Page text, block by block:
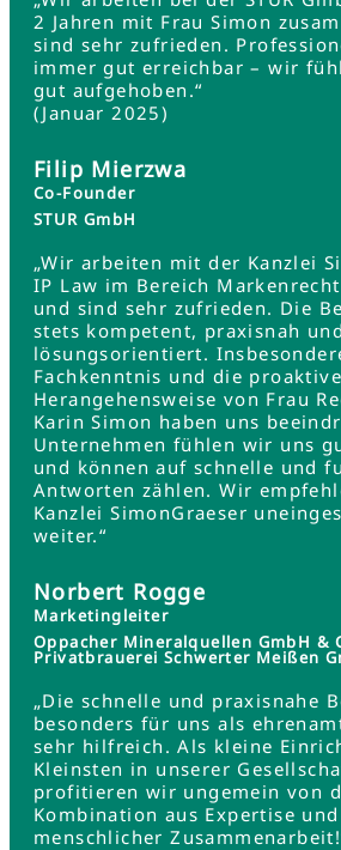
2 Jahren mit Frau Simon
sind sehr zufrieden.
immer gut erreichbar – wir
gut aufgehoben.“
(Januar 2025)
Filip Mierzwa
Co-Founder
STUR GmbH
„Wir arbeiten mit der Kanzlei
IP Law im Bereich
und sind sehr zufrieden. Die
stets kompetent, praxisnah und
lösungsorientiert.
Fachkenntnis und die proaktive
Herangehensweise von Frau
Karin Simon haben uns
Unternehmen fühlen wir uns
und können auf schnelle und
Antworten zählen. Wir
Kanzlei SimonGraeser
weiter.“
Norbert Rogge
Marketingleiter
Oppacher Mineralquellen GmbH &
Privatbrauerei Schwerter Meißen
„Die schnelle und praxisnahe
besonders für uns als
sehr hilfreich. Als kleine
Kleinsten in unserer
profitieren wir ungemein von
Kombination aus Expertise und
menschlicher